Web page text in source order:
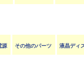
源 その他のパーツ 液晶ディ